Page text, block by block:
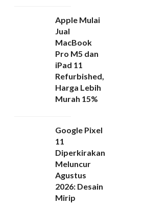
Apple Mulai
Jual
MacBook
Pro M5 dan
iPad 11
Refurbished,
Harga Lebih
Murah 15%
Google Pixel
11
Diperkirakan
Meluncur
Agustus
2026: Desain
Mirip